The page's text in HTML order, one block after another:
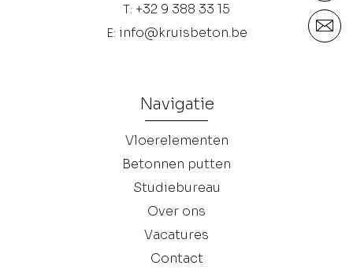
T: +32 9 388 33 15
E: info@kruisbeton.be
Navigatie
Vloerelementen
Betonnen putten
Studiebureau
Over ons
Vacatures
Contact